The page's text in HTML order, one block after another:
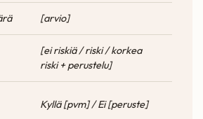
[arvio]
[ei riskiä / riski / korkea
riski + perustelu]
Kyllä [pvm] / Ei [peruste]